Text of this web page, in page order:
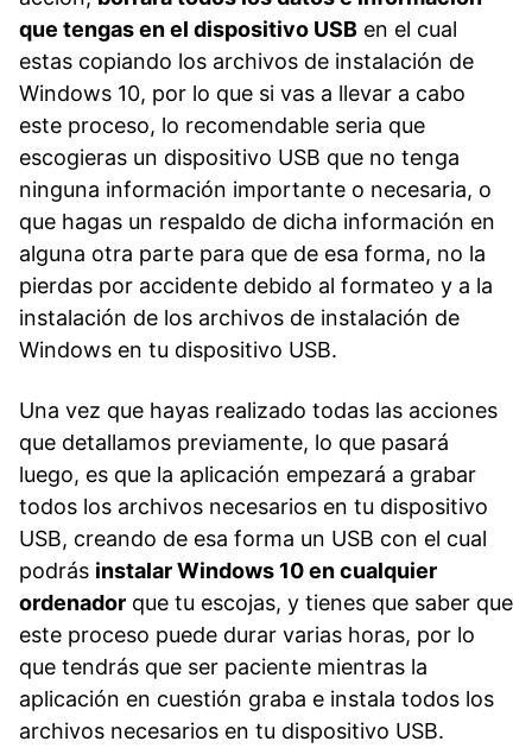
que tengas en el dispositivo USB en el cual
estas copiando los archivos de instalación de
Windows 10, por lo que si vas a llevar a cabo
este proceso, lo recomendable seria que
escogieras un dispositivo USB que no tenga
ninguna información importante o necesaria, o
que hagas un respaldo de dicha información en
alguna otra parte para que de esa forma, no la
pierdas por accidente debido al formateo y a la
instalación de los archivos de instalación de
Windows en tu dispositivo USB.
Una vez que hayas realizado todas las acciones
que detallamos previamente, lo que pasará
luego, es que la aplicación empezará a grabar
todos los archivos necesarios en tu dispositivo
USB, creando de esa forma un USB con el cual
podrás instalar Windows 10 en cualquier
ordenador que tu escojas, y tienes que saber que
este proceso puede durar varias horas, por lo
que tendrás que ser paciente mientras la
aplicación en cuestión graba e instala todos los
archivos necesarios en tu dispositivo USB.